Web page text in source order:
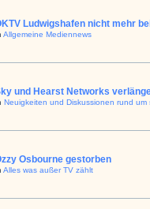
Ludwigshafen nicht mehr
Allgemeine Mediennews
und Hearst Networks
Neuigkeiten und Diskussionen rund um
Osbourne gestorben
Alles was außer TV zählt